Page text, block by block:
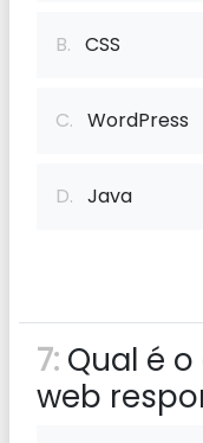
B. CSS
C. WordPress
D. Java
7: Qual é
web